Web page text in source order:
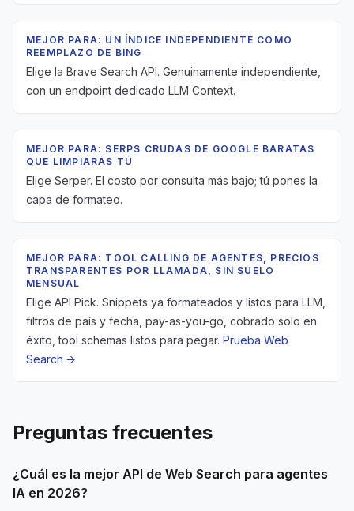
MEJOR PARA: UN ÍNDICE INDEPENDIENTE COMO
REEMPLAZO DE BING
Elige la Brave Search API. Genuinamente independiente,
con un endpoint dedicado LLM Context.
MEJOR PARA: SERPS CRUDAS DE GOOGLE BARATAS
QUE LIMPIARÁS TÚ
Elige Serper. El costo por consulta más bajo; tú pones la
capa de formateo.
MEJOR PARA: TOOL CALLING DE AGENTES, PRECIOS
TRANSPARENTES POR LLAMADA, SIN SUELO
MENSUAL
Elige API Pick. Snippets ya formateados y listos para LLM,
filtros de país y fecha, pay-as-you-go, cobrado solo en
éxito, tool schemas listos para pegar. Prueba Web
Search →
Preguntas frecuentes
¿Cuál es la mejor API de Web Search para agentes
IA en 2026?